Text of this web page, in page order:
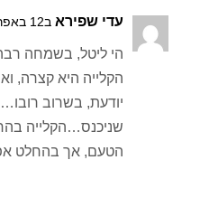
עדי שפירא ב12 באפריל 2020 ב8:24
הי ליטל, בשמחה
הקלייה היא קצרה,
יודעת, בשרוב
שניכנס…הקלייה
הטעם, אך בהחלט